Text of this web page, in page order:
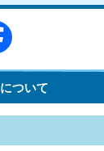
ついて